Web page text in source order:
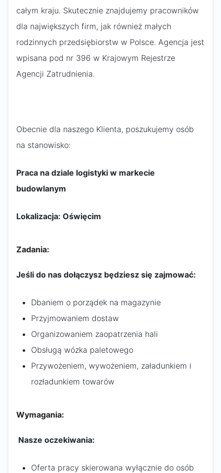
całym kraju. Skutecznie znajdujemy pracowników
dla największych firm, jak również małych
rodzinnych przedsiębiorstw w Polsce. Agencja jest
wpisana pod nr 396 w Krajowym Rejestrze
Agencji Zatrudnienia.
Obecnie dla naszego Klienta, poszukujemy osób
na stanowisko:
Praca na dziale logistyki w markecie
budowlanym
Lokalizacja: Oświęcim
Zadania:
Jeśli do nas dołączysz będziesz się zajmować:
Dbaniem o porządek na magazynie
Przyjmowaniem dostaw
Organizowaniem zaopatrzenia hali
Obsługą wózka paletowego
Przywożeniem, wywożeniem, załadunkiem i
rozładunkiem towarów
Wymagania:
Nasze oczekiwania:
Oferta pracy skierowana wyłącznie do osób